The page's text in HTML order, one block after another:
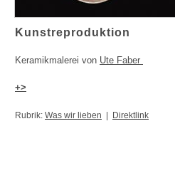
Kunstreproduktion
Keramikmalerei von Ute Faber
+>
Rubrik: Was wir lieben Direktlink